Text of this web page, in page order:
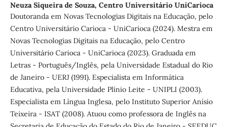
Neuza Siqueira de Souza, Centro Universitário UniCarioca
Doutoranda em Novas Tecnologias Digitais na Educação, pelo
Centro Universitário Carioca - UniCarioca (2024). Mestra em
Novas Tecnologias Digitais na Educação, pelo Centro
Universitário Carioca - UniCarioca (2023). Graduada em
Letras - Português/Inglês, pela Universidade Estadual do Rio
de Janeiro - UERJ (1991). Especialista em Informática
Educativa, pela Universidade Plínio Leite - UNIPLI (2003).
Especialista em Língua Inglesa, pelo Instituto Superior Anísio
Teixeira - ISAT (2008). Atuou como professora de Inglês na